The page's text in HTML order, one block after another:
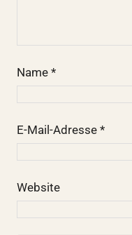
Name *
E-Mail-Adresse *
Website